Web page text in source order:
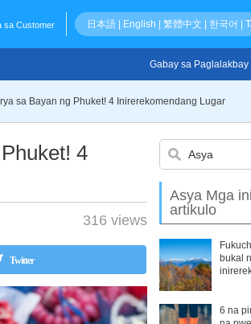
sa Customer 日本語 English 繁體中文 한국어
Gabay sa Paglalakbay
sa Bayan ng Phuket! 4 Inirerekomendang Lugar
4
316 views
Twitter
Asya Mga
artikulo
bukal
6 na